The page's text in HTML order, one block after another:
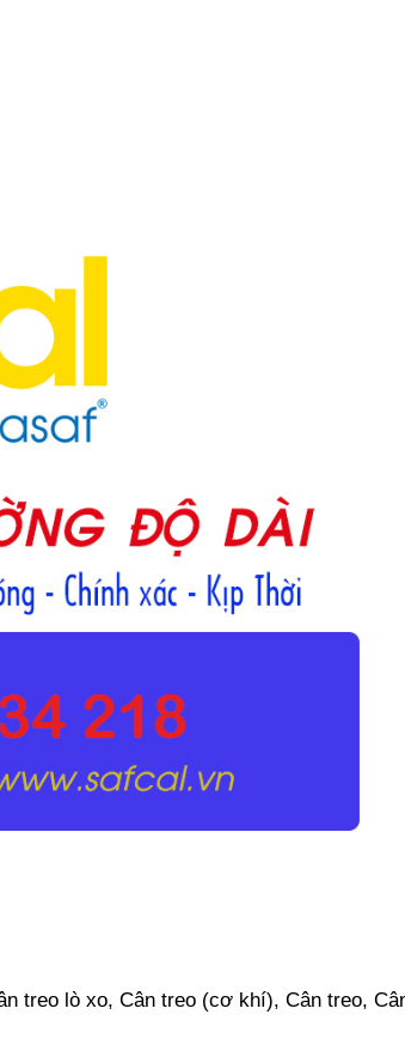
treo lò xo, Cân treo (cơ khí), Cân treo,